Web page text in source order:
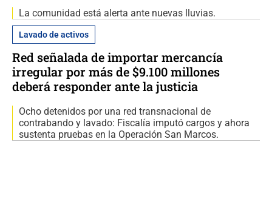
La comunidad está alerta ante nuevas lluvias.
Lavado de activos
Red señalada de importar mercancía
irregular por más de $9.100 millones
deberá responder ante la justicia
Ocho detenidos por una red transnacional de
contrabando y lavado: Fiscalía imputó cargos y ahora
sustenta pruebas en la Operación San Marcos.